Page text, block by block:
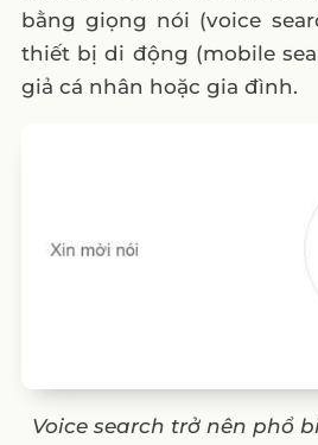
bằng giọng nói (voice
thiết bị di động (mobile
giả cá nhân hoặc gia đình.
Voice search trở nên phổ